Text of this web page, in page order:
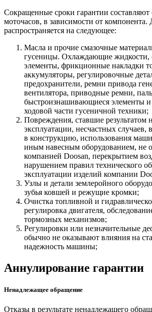
Сокращенные сроки гарантии составляют
моточасов, в зависимости от компонента.
распространяется на следующее:
Масла и прочие смазочные
гусеницы. Охлаждающие
элементы, фрикционные накладки
аккумуляторы, регулировочные
предохранители, ремни привода
вентилятора, приводные ремни,
быстроизнашивающиеся элементы
ходовой части гусеничной техники;
Повреждения, ставшие результатом
эксплуатации, несчастных случаев,
в конструкцию, использования
иным навесным оборудованием, не
компанией Doosan, перекрытием
нарушением правил технического
эксплуатации изделий компании
Узлы и детали землеройного
зубья ковшей и режущие кромки;
Очистка топливной и
регулировка двигателя,
тормозных механизмов;
Регулировки или незначительные
обычно не оказывают влияния на
надежность машины;
Аннулирование гарантии
Ненадлежащее обращение
Отказы в результате ненадлежащего